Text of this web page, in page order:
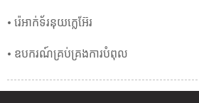
• រ៉េអាក់ទ័រនុយក្លេអ៊ែរ
• ឧបករណ៍គ្រប់គ្រងការបំពុល